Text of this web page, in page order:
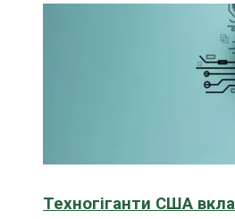
Техногіганти США